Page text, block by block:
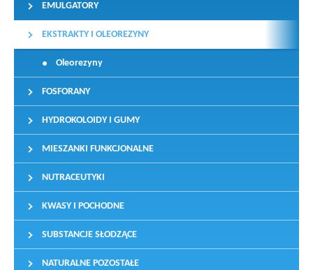
EMULGATORY
EKSTRAKTY I OLEOREZYNY
Oleorezyny
FOSFORANY
HYDROKOLOIDY I GUMY
MIESZANKI FUNKCJONALNE
NUTRACEUTYKI
KWASY I POCHODNE
SUBSTANCJE SŁODZĄCE
NATURALNE POZOSTAŁE